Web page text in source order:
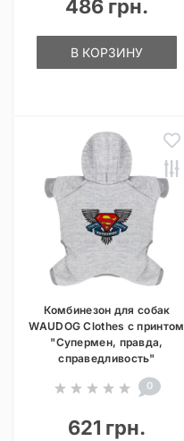
486 грн.
В КОРЗИНУ
Комбинезон для собак
WAUDOG Clothes с принтом
"Супермен, правда,
справедливость"
0
621 грн.